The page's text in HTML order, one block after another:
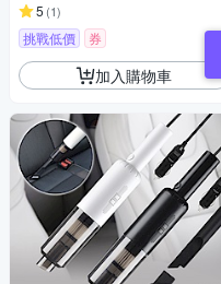
5 (1)
挑戰低價 券
加入購物車